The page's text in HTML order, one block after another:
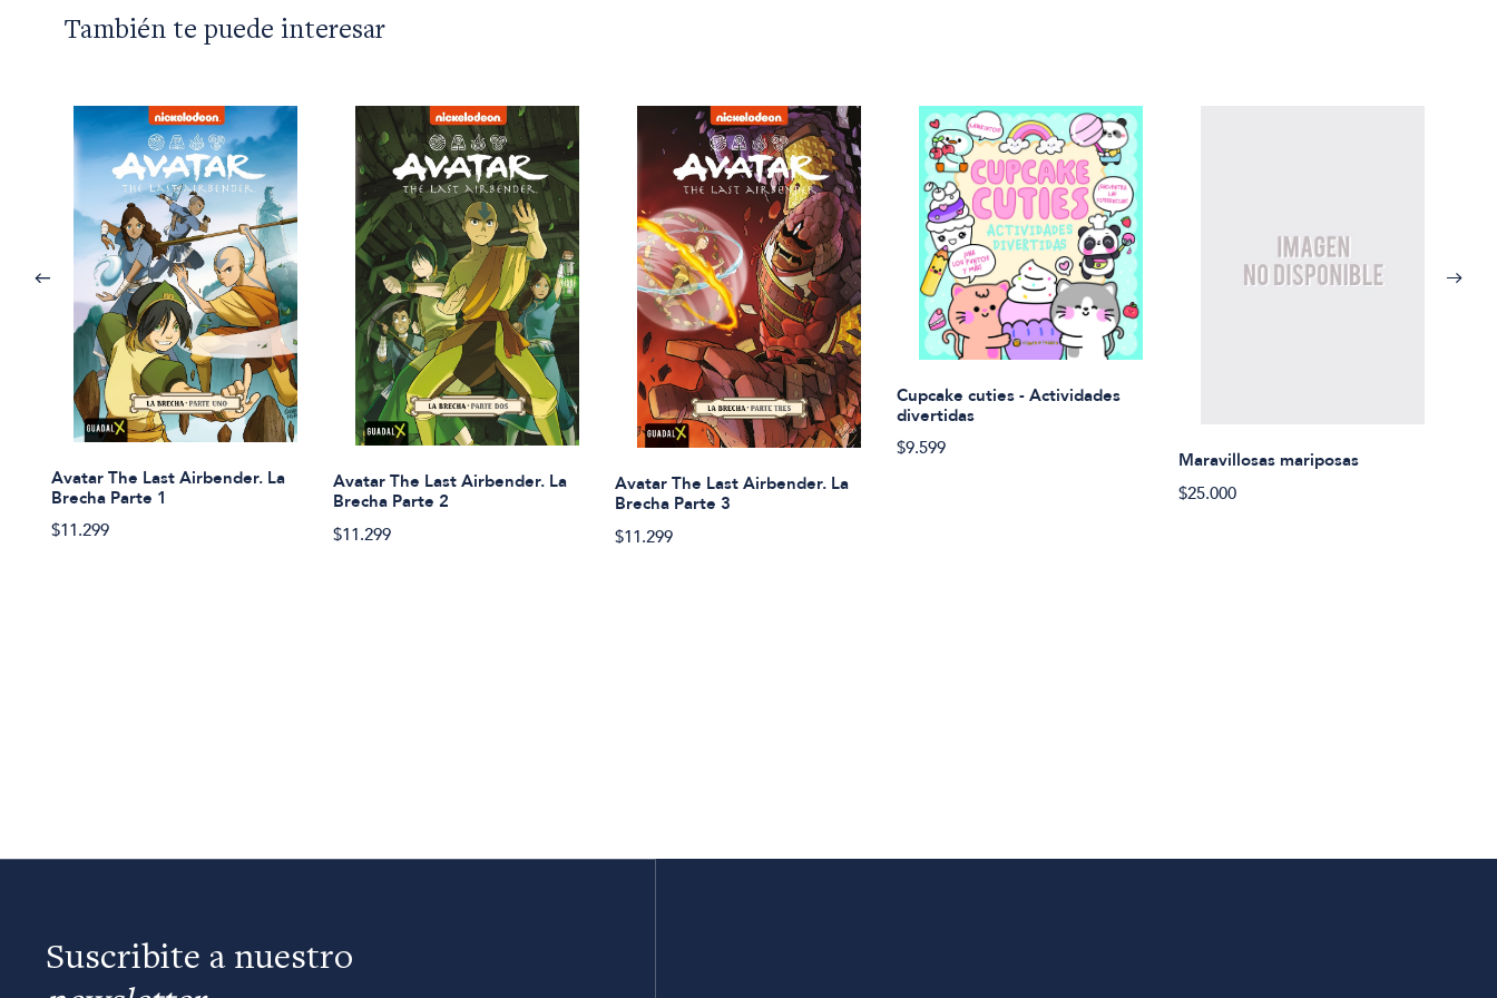
También te puede interesar
Avatar The Last Airbender. La
Brecha Parte 1
$11.299
Avatar The Last Airbender. La
Brecha Parte 2
$11.299
Avatar The Last Airbender. La
Brecha Parte 3
$11.299
Cupcake cuties - Actividades
divertidas
$9.599
Maravillosas mariposas
$25.000
Suscribite a nuestro